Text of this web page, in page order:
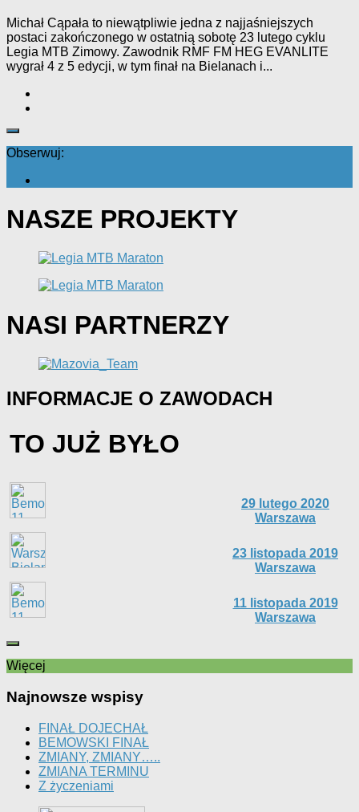
Michał Cąpała to niewątpliwie jedna z najjaśniejszych
postaci zakończonego w ostatnią sobotę 23 lutego cyklu
Legia MTB Zimowy. Zawodnik RMF FM HEG EVANLITE
wygrał 4 z 5 edycji, w tym finał na Bielanach i...
Obserwuj:
NASZE PROJEKTY
NASI PARTNERZY
INFORMACJE O ZAWODACH
TO JUŻ BYŁO
29 lutego 2020
Warszawa
23 listopada 2019
Warszawa
11 listopada 2019
Warszawa
Więcej
Najnowsze wspisy
FINAŁ DOJECHAŁ
BEMOWSKI FINAŁ
ZMIANY, ZMIANY…..
ZMIANA TERMINU
Z życzeniami